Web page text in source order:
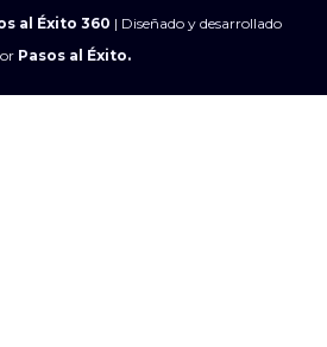
al Éxito 360 | Diseñado y desarrollado
Pasos al Éxito.